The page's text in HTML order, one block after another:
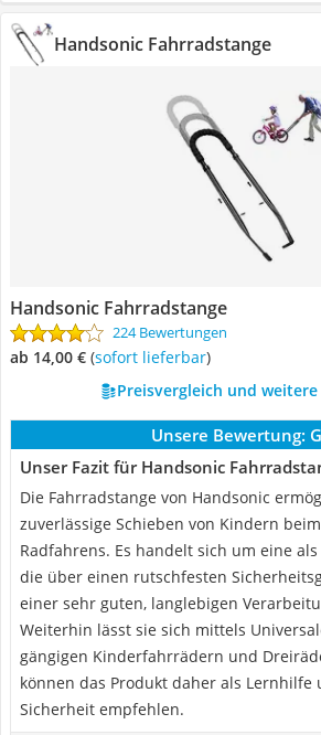
Handsonic Fahrradstange
Handsonic Fahrradstange
224 Bewertungen
ab 14,00 € ( Sofort lieferbar)
Preisvergleich und
Unsere Bewertung:
Unser Fazit für Handsonic
Die Fahrradstange von Handsonic
zuverlässige Schieben von Kindern
Radfahrens. Es handelt sich um eine
die über einen rutschfesten
einer sehr guten, langlebigen
Weiterhin lässt sie sich mittels
gängigen Kinderfahrrädern und
können das Produkt daher als Lernhilfe
Sicherheit empfehlen.